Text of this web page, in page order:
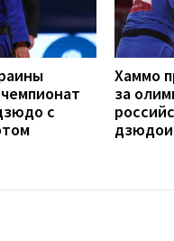
с
Хаммо
за